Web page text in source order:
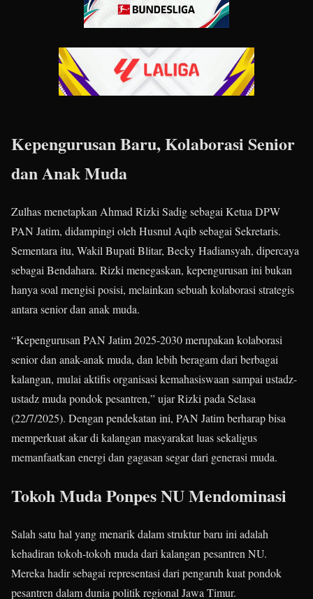
Kepengurusan Baru, Kolaborasi Senior
dan Anak Muda
Zulhas menetapkan Ahmad Rizki Sadig sebagai Ketua DPW
PAN Jatim, didampingi oleh Husnul Aqib sebagai Sekretaris.
Sementara itu, Wakil Bupati Blitar, Becky Hadiansyah, dipercaya
sebagai Bendahara. Rizki menegaskan, kepengurusan ini bukan
hanya soal mengisi posisi, melainkan sebuah kolaborasi strategis
antara senior dan anak muda.
“Kepengurusan PAN Jatim 2025-2030 merupakan kolaborasi
senior dan anak-anak muda, dan lebih beragam dari berbagai
kalangan, mulai aktifis organisasi kemahasiswaan sampai ustadz-
ustadz muda pondok pesantren,” ujar Rizki pada Selasa
(22/7/2025). Dengan pendekatan ini, PAN Jatim berharap bisa
memperkuat akar di kalangan masyarakat luas sekaligus
memanfaatkan energi dan gagasan segar dari generasi muda.
Tokoh Muda Ponpes NU Mendominasi
Salah satu hal yang menarik dalam struktur baru ini adalah
kehadiran tokoh-tokoh muda dari kalangan pesantren NU.
Mereka hadir sebagai representasi dari pengaruh kuat pondok
pesantren dalam dunia politik regional Jawa Timur.